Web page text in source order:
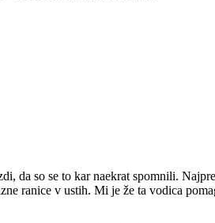
da so se to kar naekrat spomnili.
ranice v ustih. Mi je že ta vodica